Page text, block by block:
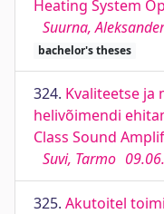
Heating System
Suurna,
bachelor's theses
324. Kvaliteetse ja
helivõimendi
Class Sound
Suvi, Tarmo
325. Akutoitel